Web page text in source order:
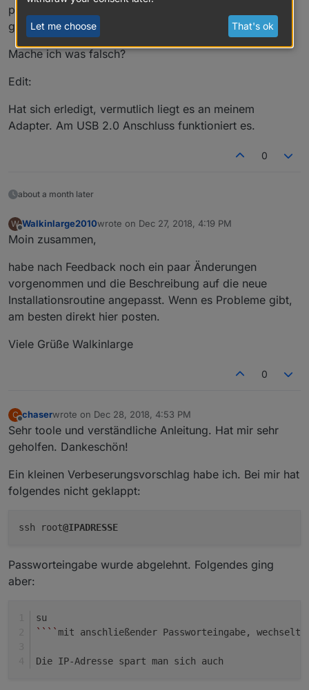
passiert leider nichts weiter.. ich habe ca. 15 Minuten
gewartet…
Mache ich was falsch?
Edit:
Hat sich erledigt, vermutlich liegt es an meinem
Adapter. Am USB 2.0 Anschluss funktioniert es.
0
about a month later
W
Offline
Walkinlarge2010wrote on Dec 27, 2018, 4:19 PM
last edited by
Moin zusammen,
habe nach Feedback noch ein paar Änderungen
vorgenommen und die Beschreibung auf die neue
Installationsroutine angepasst. Wenn es Probleme gibt,
am besten direkt hier posten.
Viele Grüße Walkinlarge
0
C
Offline
chaserwrote on Dec 28, 2018, 4:53 PM
last edited by
Sehr toole und verständliche Anleitung. Hat mir sehr
geholfen. Dankeschön!
Ein kleinen Verbeserungsvorschlag habe ich. Bei mir hat
folgendes nicht geklappt:
ssh root@IPADRESSE
Passworteingabe wurde abgelehnt. Folgendes ging
aber:
su
`` `` mit anschließender Passworteingabe, wechselt
Die IP-Adresse spart man sich auch
Let me choose That's ok